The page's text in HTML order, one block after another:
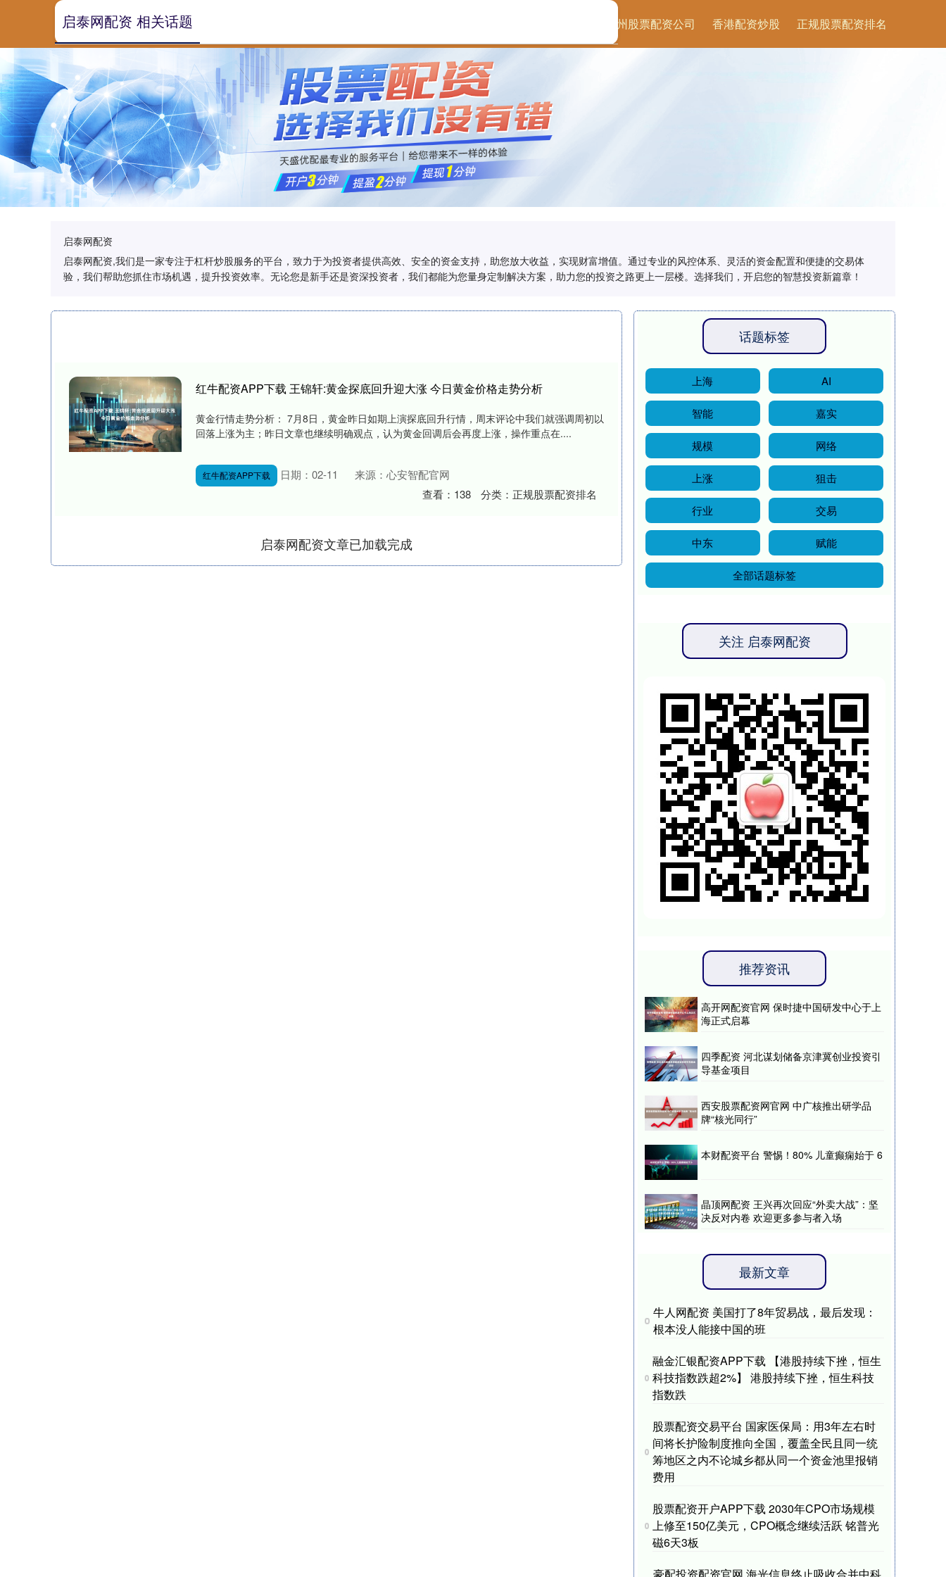
苏州股票配资公司 香港配资炒股 正规股票配资排名
启泰网配资
启泰网配资,我们是一家专注于杠杆炒股服务的平台，致力于为投资者提供高效、安全的资金支持，助您放大收益，实现财富增值。通过专业的风控体系、灵活的资金配置和便捷的交易体
验，我们帮助您抓住市场机遇，提升投资效率。无论您是新手还是资深投资者，我们都能为您量身定制解决方案，助力您的投资之路更上一层楼。选择我们，开启您的智慧投资新篇章！
启泰网配资 相关话题
红牛配资APP下载 王锦轩:黄金探底回升迎大涨 今日黄金价格走势分析
黄金行情走势分析： 7月8日，黄金昨日如期上演探底回升行情，周末评论中我们就强调周初以
回落上涨为主；昨日文章也继续明确观点，认为黄金回调后会再度上涨，操作重点在....
红牛配资APP下载 日期：02-11
来源：心安智配官网
查看： 138 分类： 正规股票配资排名
启泰网配资文章已加载完成
话题标签
上海 AI
智能 嘉实
规模 网络
上涨 狙击
行业 交易
中东 赋能
全部话题标签
关注 启泰网配资
推荐资讯
高开网配资官网 保时捷中国研发中心于上
海正式启幕
四季配资 河北谋划储备京津冀创业投资引
导基金项目
西安股票配资网官网 中广核推出研学品
牌“核光同行”
本财配资平台 警惕！80% 儿童癫痫始于 6
晶顶网配资 王兴再次回应“外卖大战”：坚
决反对内卷 欢迎更多参与者入场
最新文章
牛人网配资 美国打了8年贸易战，最后发现：
根本没人能接中国的班
融金汇银配资APP下载 【港股持续下挫，恒生
科技指数跌超2%】 港股持续下挫，恒生科技
指数跌
股票配资交易平台 国家医保局：用3年左右时
间将长护险制度推向全国，覆盖全民且同一统
筹地区之内不论城乡都从同一个资金池里报销
费用
股票配资开户APP下载 2030年CPO市场规模
上修至150亿美元，CPO概念继续活跃 铭普光
磁6天3板